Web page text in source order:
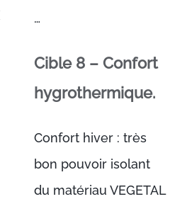
…
Cible 8 – Confort
hygrothermique.
Confort hiver : très
bon pouvoir isolant
du matériau VEGETAL